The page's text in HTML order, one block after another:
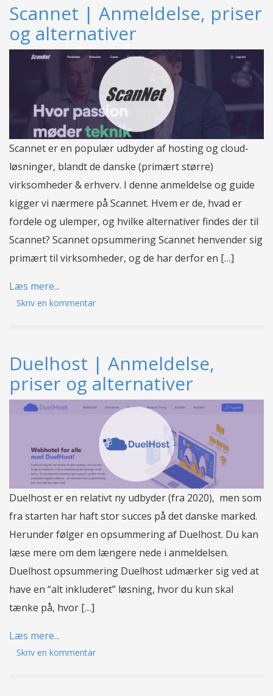
Scannet | Anmeldelse, priser
og alternativer
Scannet er en populær udbyder af hosting og cloud-
løsninger, blandt de danske (primært større)
virksomheder & erhverv. I denne anmeldelse og guide
kigger vi nærmere på Scannet. Hvem er de, hvad er
fordele og ulemper, og hvilke alternativer findes der til
Scannet? Scannet opsummering Scannet henvender sig
primært til virksomheder, og de har derfor en […]
Læs mere...
Skriv en kommentar
Duelhost | Anmeldelse,
priser og alternativer
Duelhost er en relativt ny udbyder (fra 2020), men som
fra starten har haft stor succes på det danske marked.
Herunder følger en opsummering af Duelhost. Du kan
læse mere om dem længere nede i anmeldelsen.
Duelhost opsummering Duelhost udmærker sig ved at
have en “alt inkluderet” løsning, hvor du kun skal
tænke på, hvor […]
Læs mere...
Skriv en kommentar